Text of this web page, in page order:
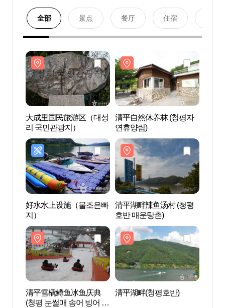
全部 景点 餐厅 住宿
大成里国民旅游区（대성
리 국민관광지）
清平自然休养林 (청평자
연휴양림)
好水水上设施（물조은빠
지）
清平湖畔辣鱼汤村 (청평
호반 매운탕촌)
清平雪橇鳟鱼冰鱼庆典
(청평 눈썰매 송어 빙어 축
清平湖畔(청평호반)